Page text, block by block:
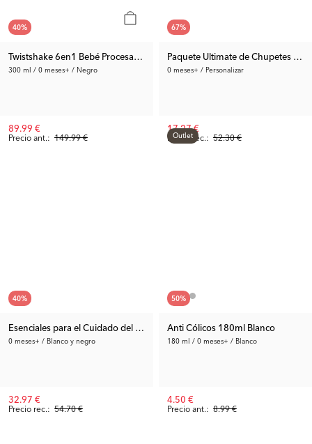
40%
Twistshake 6en1 Bebé Procesador de Alimentos Negro V2
300 ml / 0 meses+ / Negro
Precio ant.: 149.99 €
89.99 €
67%
Paquete Ultimate de Chupetes y
0 meses+ / Personalizar
Precio rec.: 52.30 €
17.27 €
40%
Esenciales para el Cuidado del Biberón
0 meses+ / Blanco y negro
Precio rec.: 54.70 €
32.97 €
Outlet
50%
Anti Cólicos 180ml Blanco
180 ml / 0 meses+ / Blanco
Precio ant.: 8.99 €
4.50 €